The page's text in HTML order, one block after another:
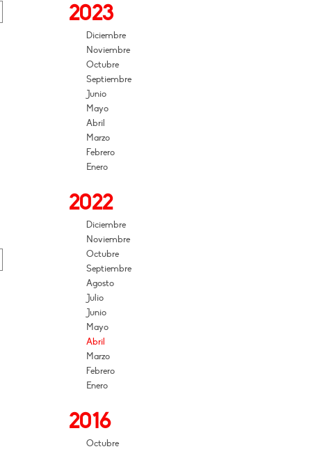
2023
Diciembre
Noviembre
Octubre
Septiembre
Junio
Mayo
Abril
Marzo
Febrero
Enero
2022
Diciembre
Noviembre
Octubre
Septiembre
Agosto
Julio
Junio
Mayo
Abril
Marzo
Febrero
Enero
2016
Octubre